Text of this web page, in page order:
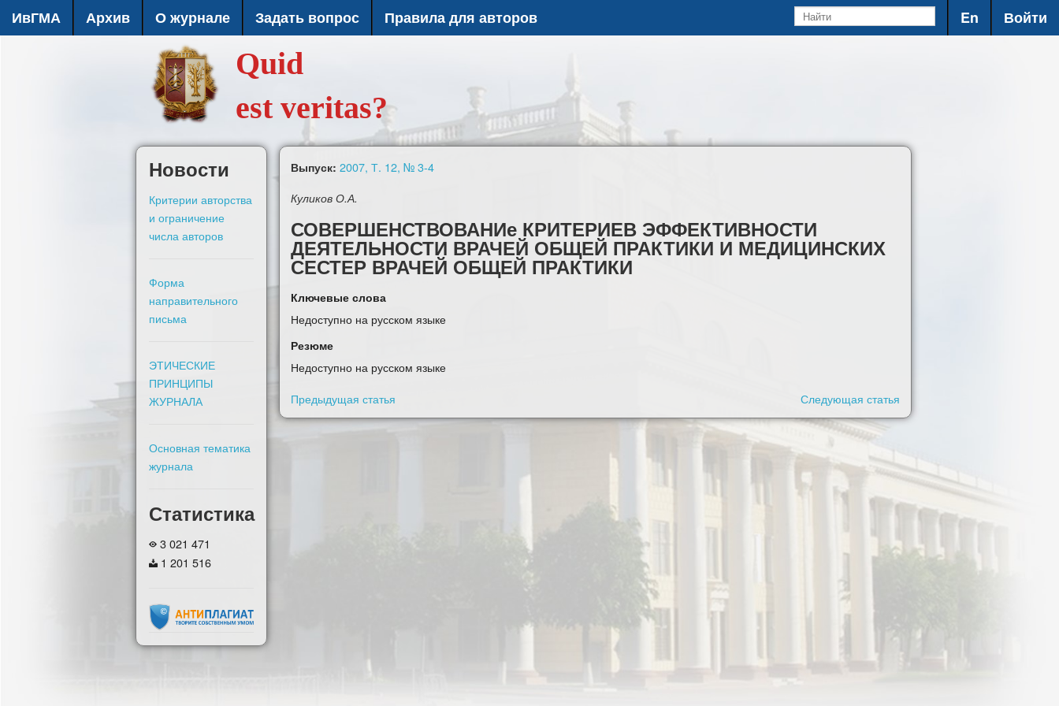
ИвГМА Архив О журнале Задать вопрос Правила для авторов En Войти
Quid
est veritas?
Новости
Критерии авторства
и ограничение
числа авторов
Форма
направительного
письма
ЭТИЧЕСКИЕ
ПРИНЦИПЫ
ЖУРНАЛА
Основная тематика
журнала
Статистика
3 021 471
1 201 516
Выпуск: 2007, Т. 12, № 3-4
Куликов О.А.
СОВЕРШЕНСТВОВАНИе КРИТЕРИЕВ ЭФФЕКТИВНОСТИ
ДЕЯТЕЛЬНОСТИ ВРАЧЕЙ ОБЩЕЙ ПРАКТИКИ И МЕДИЦИНСКИХ
СЕСТЕР ВРАЧЕЙ ОБЩЕЙ ПРАКТИКИ
Ключевые слова
Недоступно на русском языке
Резюме
Недоступно на русском языке
Предыдущая статья
Следующая статья